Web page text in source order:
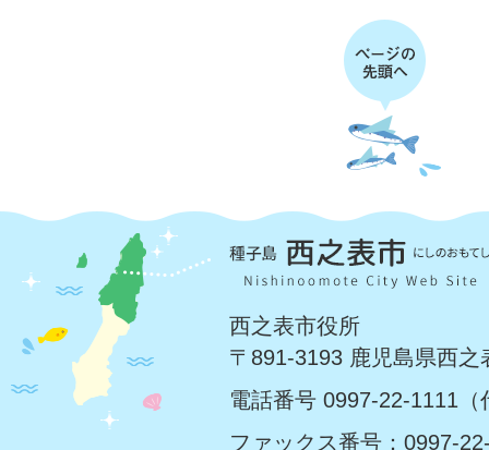
西之表市役所
〒891-3193 鹿児島県西
電話番号 0997-22-1111（
ファックス番号：0997-